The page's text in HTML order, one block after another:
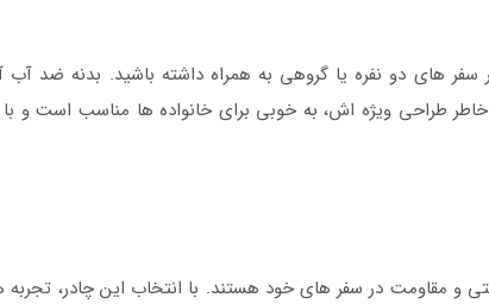
های دو نفره یا گروهی به همراه داشته باشید. بدنه ضد آب
طراحی ویژه‌ اش، به خوبی برای خانواده‌ ها مناسب است و با
و مقاومت در سفر های خود هستند. با انتخاب این چادر،